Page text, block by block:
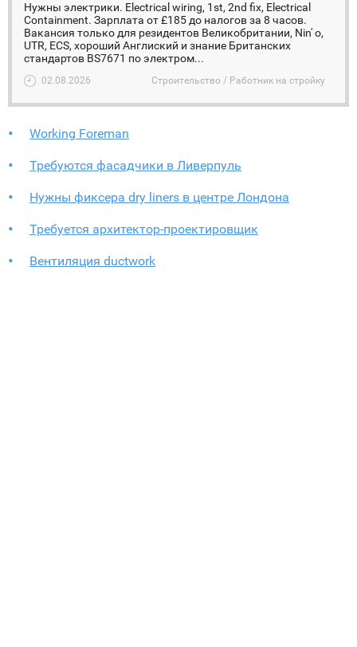
Нужны электрики. Electrical wiring, 1st, 2nd fix, Electrical
Containment. Зарплата от £185 до налогов за 8 часов.
Вакансия только для резидентов Великобритании, Nin' o,
UTR, ECS, хороший Англиский и знание Британских
стандартов BS7671 по электром...
02.08.2026 Строительство / Работник на стройку
Working Foreman
Требуются фасадчики в Ливерпуль
Нужны фиксера dry liners в центре Лондона
Требуется архитектор-проектировщик
Вентиляция ductwork